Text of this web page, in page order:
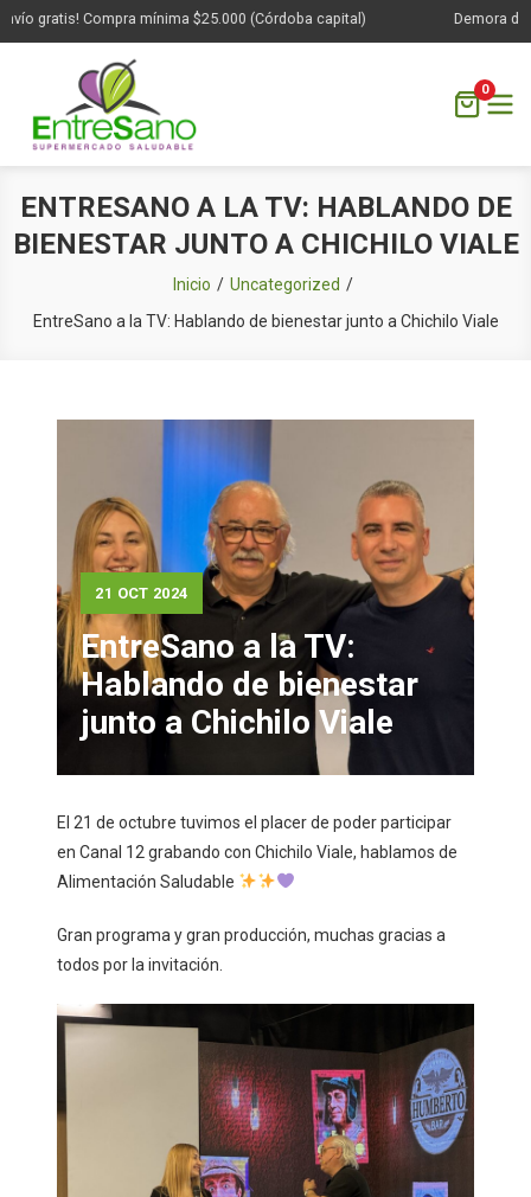
gratis! Compra mínima $25.000 (Córdoba capital) Demora de
contenido
0
ENTRESANO A LA TV: HABLANDO DE
BIENESTAR JUNTO A CHICHILO VIALE
Inicio
Uncategorized
EntreSano a la TV: Hablando de bienestar junto a Chichilo Viale
21 OCT 2024
EntreSano a la TV:
Hablando de bienestar
junto a Chichilo Viale
El 21 de octubre tuvimos el placer de poder participar
en Canal 12 grabando con Chichilo Viale, hablamos de
Alimentación Saludable
Gran programa y gran producción, muchas gracias a
todos por la invitación.